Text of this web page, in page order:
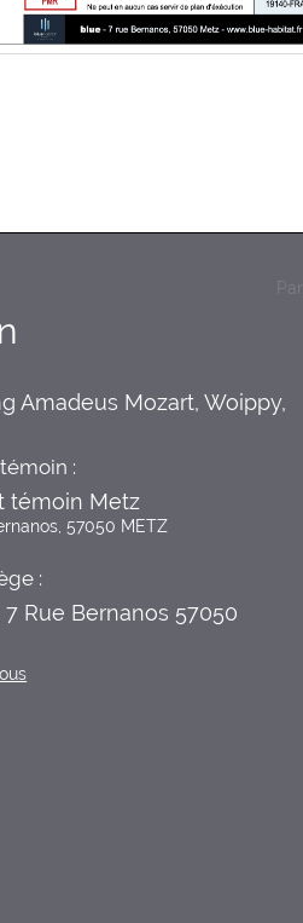
Amadeus Mozart, Woippy,
:
témoin Metz
57050 METZ
:
Rue Bernanos 57050